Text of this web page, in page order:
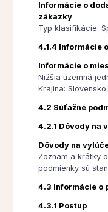
Informácie o
zákazky
Typ klasifikácie:
4.1.4 Informácie
Informácie o
Nižšia územná
Krajina: Slovensko
4.2 Súťažné
4.2.1 Dôvody na
Dôvody na
Zoznam a krátky
podmienky sú
4.3 Informácie o
4.3.1 Postup